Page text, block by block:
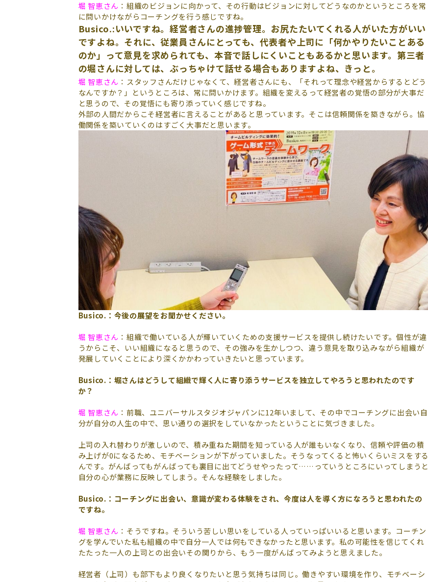
堀 智恵さん ：組織のビジョンに向かって、その行動はビジョンに対してどうなのかというところを常
に問いかけながらコーチングを行う感じですね。
Busico.:いいですね。経営者さんの進捗管理。お尻たたいてくれる人がいた方がいい
ですよね。それに、従業員さんにとっても、 代表者や上司に「何かやりたいことある
のか」って意見を求められても、本音で話しにくいこともあるかと思います。第三者
の堀さんに対しては、ぶっちゃけて話せる場合もありますよね、きっと。
堀 智恵さん ：スタッフさんだけじゃなくて、経営者さんにも、「それって理念や経営からするとどう
なんですか？」というところは、常に問いかけます。組織を変えるって経営者の覚悟の部分が大事だ
と思うので、その覚悟にも寄り添っていく感じですね。
外部の人間だからこそ経営者に言えることがあると思っています。そこは信頼関係を築きながら。協
働関係を築いていくのはすごく大事だと思います。
Busico.：今後の展望をお聞かせください。
堀 智恵さん ：組織で働いている人が輝いていくための支援サービスを提供し続けたいです。個性が違
うからこそ、いい組織になると思うので、その強みを生かしつつ、違う意見を取り込みながら組織が
発展していくことにより深くかかわっていきたいと思っています。
Busico.： 堀さんはどうして組織で輝く人に寄り添うサービスを独立してやろうと思われたのです
か？
堀 智恵さん ：前職、ユニバーサルスタジオジャパンに12年いまして、その中でコーチングに出会い自
分が自分の人生の中で、思い通りの選択をしていなかったということに気づきました。
上司の入れ替わりが激しいので、積み重ねた期間を知っている人が誰もいなくなり、信頼や評価の積
み上げが0になるため、モチベーションが下がっていました。そうなってくると怖いくらいミスをする
んです。がんばってもがんばっても裏目に出てどうせやったって……っていうところにいってしまうと
自分の心が業務に反映してしまう。そんな経験をしました。
Busico.：コーチングに出会い、意識が変わる体験をされ、今度は人を導く方になろうと思われたの
ですね。
堀 智恵さん ：そうですね。そういう苦しい思いをしている人っていっぱいいると思います。コーチン
グを学んでいた私も組織の中で自分一人では何もできなかったと思います。私の可能性を信じてくれ
たたった一人の上司との出会いその関りから、もう一度がんばってみようと思えました。
経営者（上司）も部下もより良くなりたいと思う気持ちは同じ。働きやすい環境を作り、モチベーシ